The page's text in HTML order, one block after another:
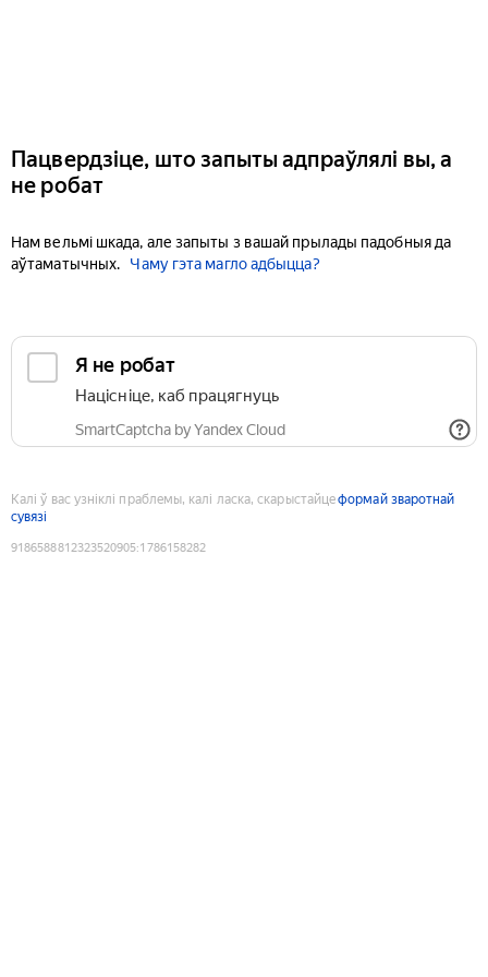
Пацвердзіце, што запыты адпраўлялі вы, а
не робат
Нам вельмі шкада, але запыты з вашай прылады падобныя да
аўтаматычных.
Чаму гэта магло адбыцца?
Я не робат
Націсніце, каб працягнуць
SmartCaptcha by Yandex Cloud
Калі ў вас узніклі праблемы, калі ласка, скарыстайцеформай зваротнай
сувязі
9186588812323520905:1786158282